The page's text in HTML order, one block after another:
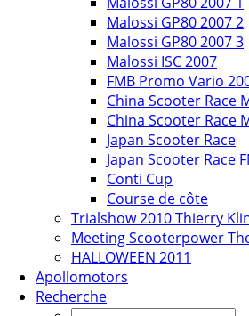
Malossi GP80 2007 2
Malossi GP80 2007 3
Malossi ISC 2007
FMB Promo Vario
China Scooter Race
China Scooter Race
Japan Scooter Race
Japan Scooter Race
Conti Cup
Course de côte
Trialshow 2010 Thierry
Meeting Scooterpower
HALLOWEEN 2011
Apollomotors
Recherche